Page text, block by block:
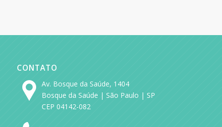
CONTATO
Av. Bosque da Saúde, 1404
Bosque da Saúde | São Paulo | SP
CEP 04142-082